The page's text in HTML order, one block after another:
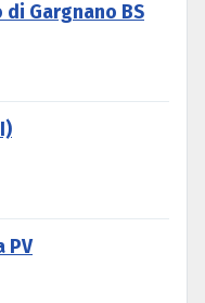
di Gargnano BS
PV